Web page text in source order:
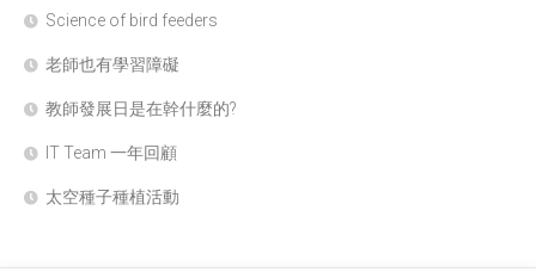
Science of bird feeders
老師也有學習障礙
教師發展日是在幹什麼的?
IT Team 一年回顧
太空種子種植活動